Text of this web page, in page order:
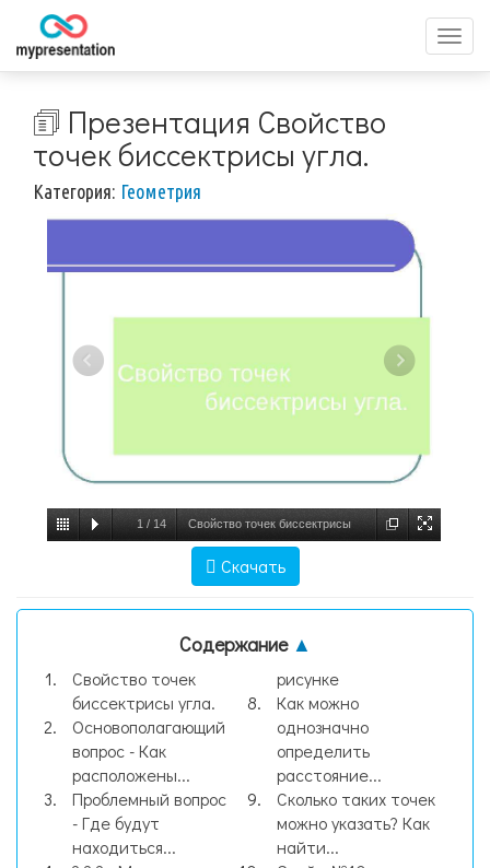
меню
🗊 Презентация Свойство
точек биссектрисы угла.
Категория: Геометрия
1 / 14 Свойство точек биссектрисы
Скачать
Содержание ▲
Свойство точек
биссектрисы угла.
Основополагающий
вопрос - Как
расположены...
Проблемный вопрос
- Где будут
находиться...
рисунке
Как можно
однозначно
определить
расстояние...
Сколько таких точек
можно указать? Как
найти...